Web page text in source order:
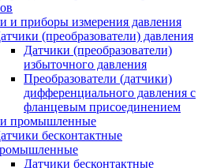
и приборы измерения давления
(преобразователи) давления
Датчики (преобразователи)
избыточного давления
Преобразователи (датчики)
дифференциального давления с
фланцевым присоединением
промышленные
бесконтактные
Датчики бесконтактные